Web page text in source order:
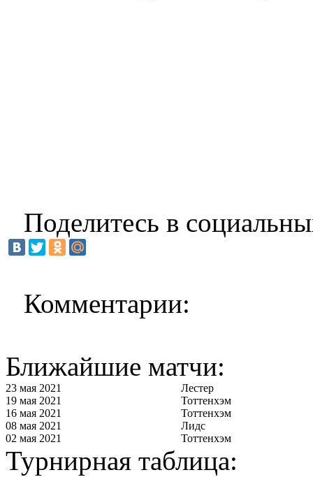
Поделитесь в
Комментарии:
Ближайшие матчи:
23 мая 2021
Лестер
19 мая 2021
Тоттенхэм
16 мая 2021
Тоттенхэм
08 мая 2021
Лидс
02 мая 2021
Тоттенхэм
Турнирная таблица: